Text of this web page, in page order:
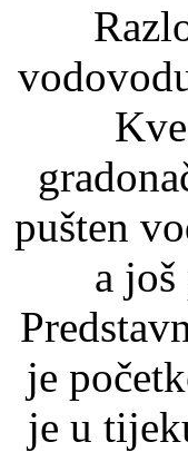
pušten
a
je
je u